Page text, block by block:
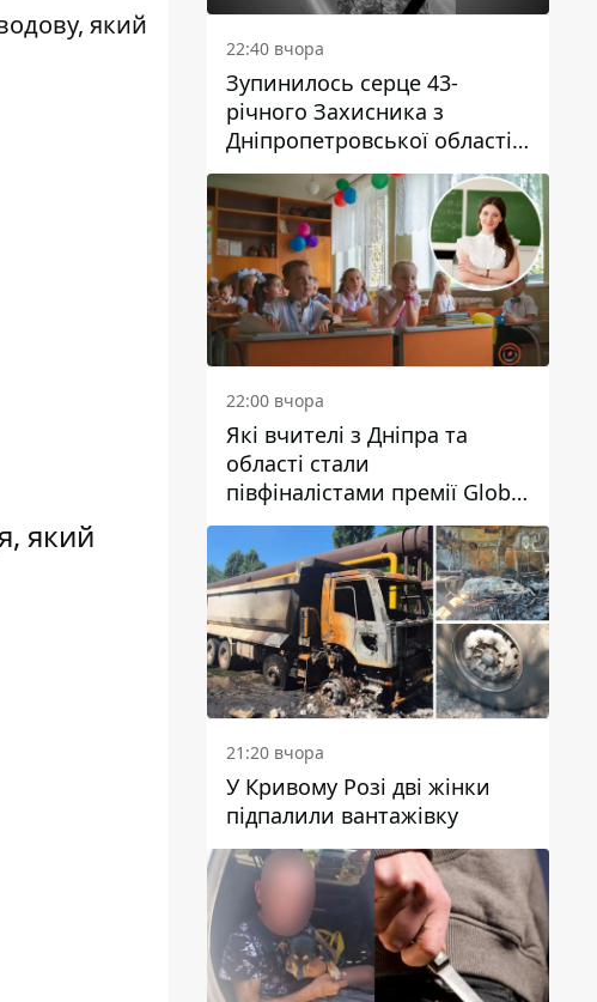
який
який
22:40 вчора
Зупинилось серце 43-
річного Захисника з
Дніпропетровської області
Євгена Зінченка
22:00 вчора
Які вчителі з Дніпра та
області стали
півфіналістами премії Global
Teacher Prize Ukraine 2026
21:20 вчора
У Кривому Розі дві жінки
підпалили вантажівку